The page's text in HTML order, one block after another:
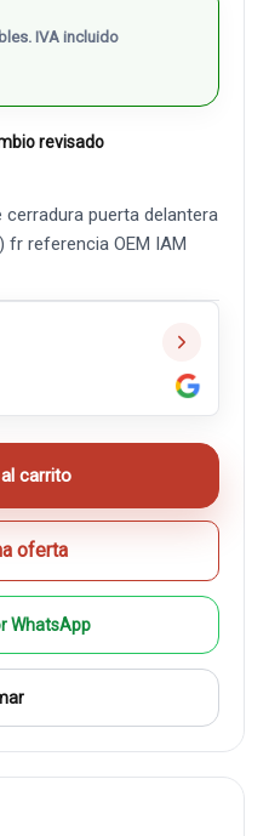
IVA incluido
revisado
cerradura puerta delantera
fr referencia OEM IAM
carrito
oferta
WhatsApp